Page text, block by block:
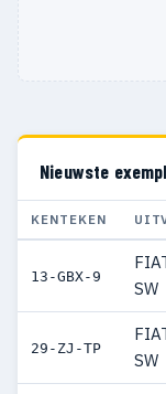
Nieuwste
KENTEKEN
13-GBX-9
SW
29-ZJ-TP
SW